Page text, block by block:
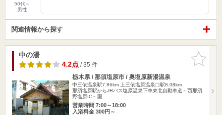
50代～
男性
関連情報から探す
お気に入
りに追加
中の湯
4.2点/ 35 件
栃木県 / 那須塩原市 / 奥塩原新湯温泉
中三依温泉駅7.86km
上三依塩原温泉口駅8.08km
那須塩原駅からJRバス塩原温泉下車東北自動車道～西那須
野塩原IC～国…
営業時間 7:00～18:00
入浴料金 300円～